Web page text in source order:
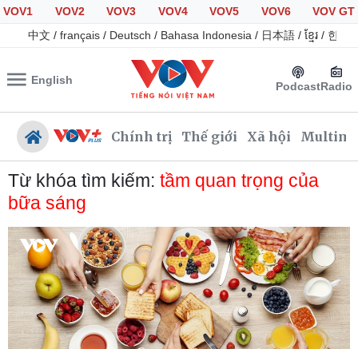
VOV1 VOV2 VOV3 VOV4 VOV5 VOV6
VOV GT
中文 / français / Deutsch / Bahasa Indonesia / 日本語 / ខ្មែរ / 한국
English PodcastRadio
Chính trị Thế giới Xã hội
Chính trị
Đảng
Tổ chức nhân sự
Quốc hội
Nhận diện sự thật
Xã hội
Tin 24h
Giáo dục
Dự báo thời tiết
Dấu ấn VOV
Việc làm
Biển đảo
Từ khóa tìm kiếm: tầm quan trọng của
bữa sáng